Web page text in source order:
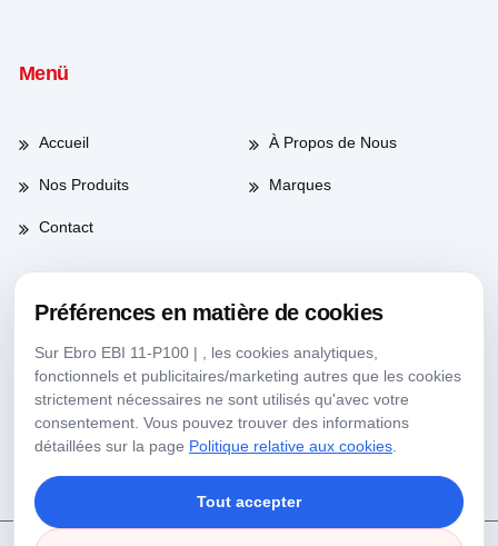
Menü
Accueil À Propos de Nous
Nos Produits Marques
Contact
Jours de semaine 08:00-17:30
Préférences en matière de cookies
Sur Ebro EBI 11-P100 | , les cookies analytiques,
fonctionnels et publicitaires/marketing autres que les cookies
strictement nécessaires ne sont utilisés qu'avec votre
consentement. Vous pouvez trouver des informations
détaillées sur la page Politique relative aux cookies
Tout accepter